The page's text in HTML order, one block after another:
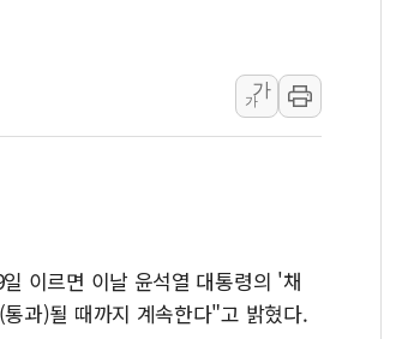
인천 선재도 갯벌서 해루질 중 실종
인천서 말다툼 중 어머니 흉기 살해
'화합' 꺼낸 김민석에 '뻔뻔' 받아친
李대통령, ISA 개편 재검토 지시…
동해중부 전 해상 풍랑주의보…10
연일 폭염에 온열질환 사망 23명…
인제 용대리 계곡서 수위 상승으로
가
가
이르면 이날 윤석열 대통령의 '채
과)될 때까지 계속한다"고 밝혔다.